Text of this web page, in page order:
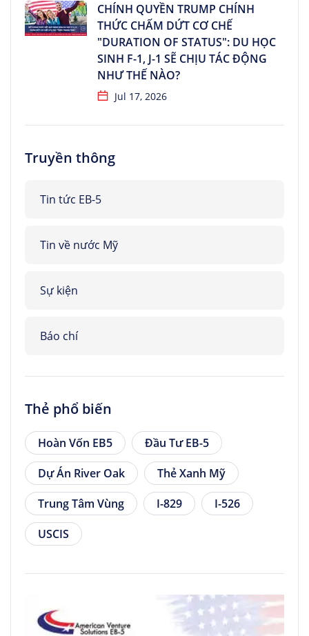
CHÍNH QUYỀN TRUMP CHÍNH
THỨC CHẤM DỨT CƠ CHẾ
"DURATION OF STATUS": DU HỌC
SINH F-1, J-1 SẼ CHỊU TÁC ĐỘNG
NHƯ THẾ NÀO?
Jul 17, 2026
Truyền thông
Tin tức EB-5
Tin về nước Mỹ
Sự kiện
Báo chí
Thẻ phổ biến
Hoàn Vốn EB5
Đầu Tư EB-5
Dự Án River Oak
Thẻ Xanh Mỹ
Trung Tâm Vùng
I-829
I-526
USCIS